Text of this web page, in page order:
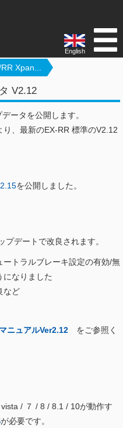
English
Xpan...
V2.12
ータを公開します。
、最新のEX-RR 標準のV2.12
を公開しました。
デートで改良されます。
ートラルブレーキ設定の有効/無
になりました
など
ニュアルVer2.12 をご参照く
/ ７ / 8 / 8.1 / 10が動作す
が必要です。